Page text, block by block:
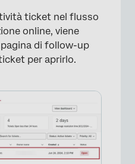
×
ticket nel flusso
online, viene
di follow-up
per aprirlo.